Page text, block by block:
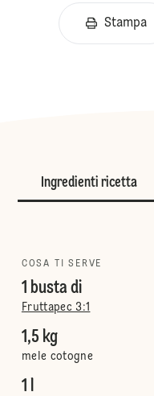
Stampa
Ingredienti ricetta
COSA TI SERVE
1 busta di
Fruttapec 3:1
1,5 kg
mele cotogne
1 l